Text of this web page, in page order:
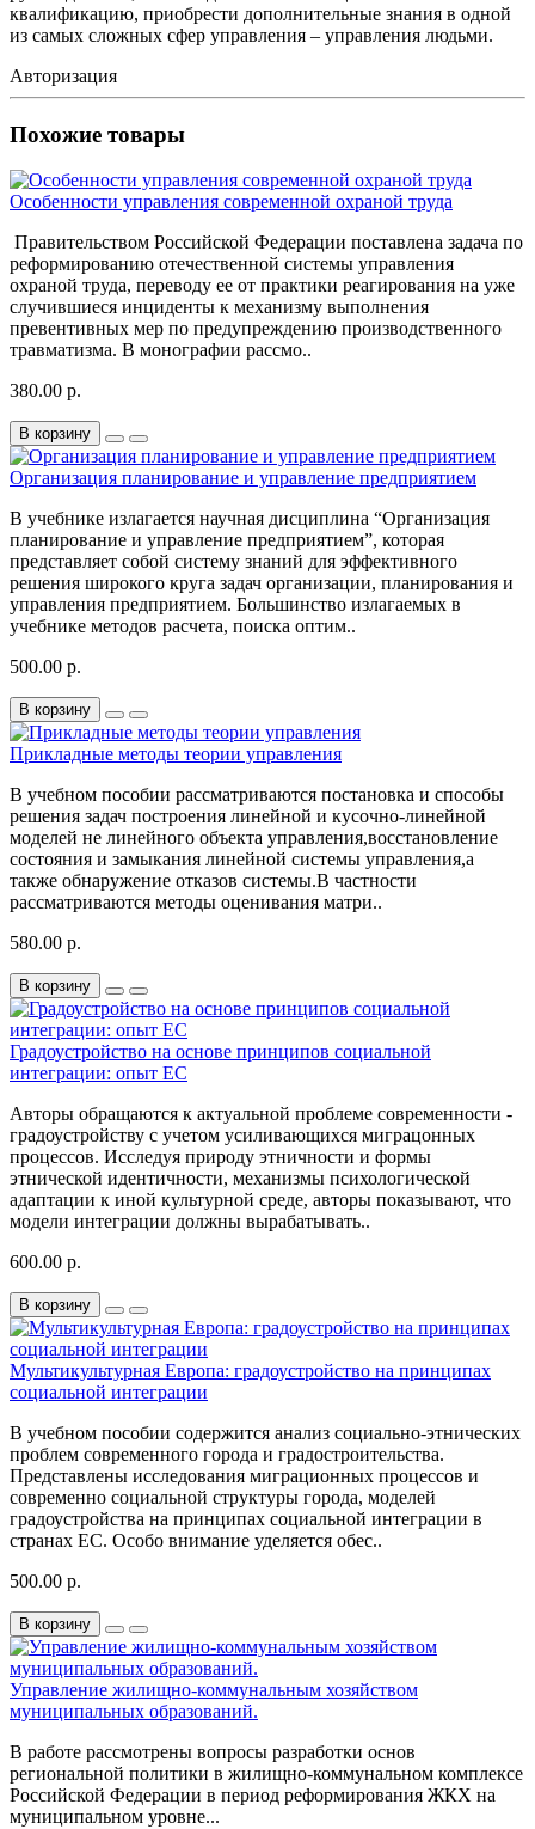
квалификацию, приобрести дополнительные знания в одной
из самых сложных сфер управления – управления людьми.
Авторизация
Похожие товары
Особенности управления современной охраной труда
Правительством Российской Федерации поставлена задача по
реформированию отечественной системы управления
охраной труда, переводу ее от практики реагирования на уже
случившиеся инциденты к механизму выполнения
превентивных мер по предупреждению производственного
травматизма. В монографии рассмо..
380.00 р.
В корзину
Организация планирование и управление предприятием
В учебнике излагается научная дисциплина “Организация
планирование и управление предприятием”, которая
представляет собой систему знаний для эффективного
решения широкого круга задач организации, планирования и
управления предприятием. Большинство излагаемых в
учебнике методов расчета, поиска оптим..
500.00 р.
В корзину
Прикладные методы теории управления
В учебном пособии рассматриваются постановка и способы
решения задач построения линейной и кусочно-линейной
моделей не линейного объекта управления,восстановление
состояния и замыкания линейной системы управления,а
также обнаружение отказов системы.В частности
рассматриваются методы оценивания матри..
580.00 р.
В корзину
Градоустройство на основе принципов социальной
интеграции: опыт ЕС
Авторы обращаются к актуальной проблеме современности -
градоустройству с учетом усиливающихся миграцонных
процессов. Исследуя природу этничности и формы
этнической идентичности, механизмы психологической
адаптации к иной культурной среде, авторы показывают, что
модели интеграции должны вырабатывать..
600.00 р.
В корзину
Мультикультурная Европа: градоустройство на принципах
социальной интеграции
В учебном пособии содержится анализ социально-этнических
проблем современного города и градостроительства.
Представлены исследования миграционных процессов и
современно социальной структуры города, моделей
градоустройства на принципах социальной интеграции в
странах ЕС. Особо внимание уделяется обес..
500.00 р.
В корзину
Управление жилищно-коммунальным хозяйством
муниципальных образований.
В работе рассмотрены вопросы разработки основ
региональной политики в жилищно-коммунальном комплексе
Российской Федерации в период реформирования ЖКХ на
муниципальном уровне...